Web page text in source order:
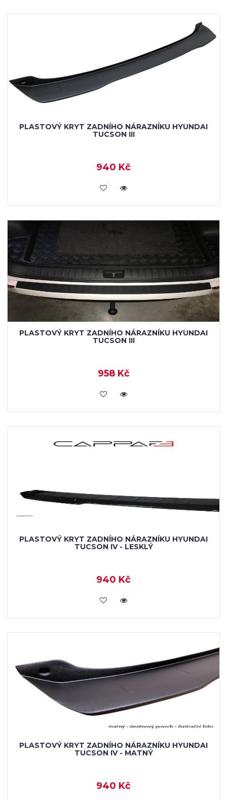
PLASTOVÝ KRYT ZADNÍHO NÁRAZNÍKU HYUNDAI
TUCSON III
940 Kč
KOUPIT
PLASTOVÝ KRYT ZADNÍHO NÁRAZNÍKU HYUNDAI
TUCSON III
958 Kč
KOUPIT
PLASTOVÝ KRYT ZADNÍHO NÁRAZNÍKU HYUNDAI
TUCSON IV - LESKLÝ
940 Kč
KOUPIT
PLASTOVÝ KRYT ZADNÍHO NÁRAZNÍKU HYUNDAI
TUCSON IV - MATNÝ
940 Kč